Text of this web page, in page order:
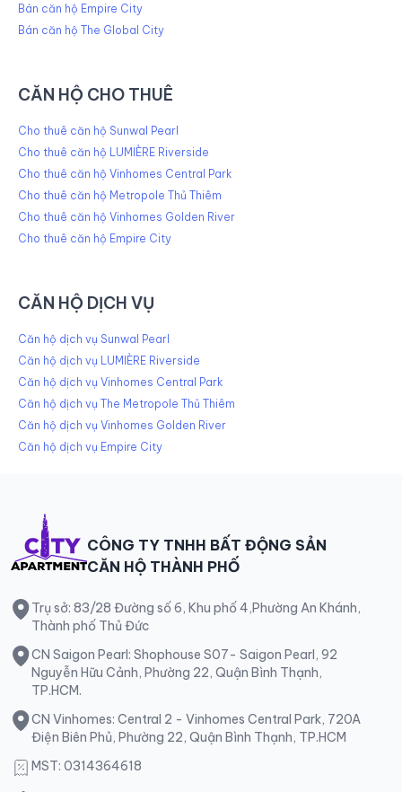
Bán căn hộ Empire City
Bán căn hộ The Global City
CĂN HỘ CHO THUÊ
Cho thuê căn hộ Sunwal Pearl
Cho thuê căn hộ LUMIÈRE Riverside
Cho thuê căn hộ Vinhomes Central Park
Cho thuê căn hộ Metropole Thủ Thiêm
Cho thuê căn hộ Vinhomes Golden River
Cho thuê căn hộ Empire City
CĂN HỘ DỊCH VỤ
Căn hộ dịch vụ Sunwal Pearl
Căn hộ dịch vụ LUMIÈRE Riverside
Căn hộ dịch vụ Vinhomes Central Park
Căn hộ dịch vụ The Metropole Thủ Thiêm
Căn hộ dịch vụ Vinhomes Golden River
Căn hộ dịch vụ Empire City
CÔNG TY TNHH BẤT ĐỘNG SẢN
CĂN HỘ THÀNH PHỐ
Trụ sở: 83/28 Đường số 6, Khu phố 4,Phường An Khánh,
Thành phố Thủ Đức
CN Saigon Pearl: Shophouse S07- Saigon Pearl, 92
Nguyễn Hữu Cảnh, Phường 22, Quận Bình Thạnh,
TP.HCM.
CN Vinhomes: Central 2 - Vinhomes Central Park, 720A
Điện Biên Phủ, Phường 22, Quận Bình Thạnh, TP.HCM
MST: 0314364618